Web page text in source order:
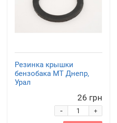
Резинка крышки
бензобака МТ Днепр,
Урал
26 грн
+
-